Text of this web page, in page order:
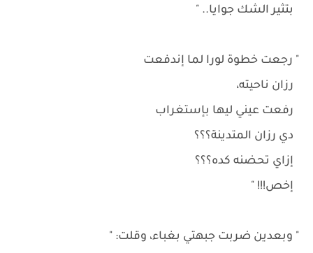
بتثير الشك جوايا.. "
" رجعت خطوة لورا لما إندفعت
رزان ناحيته،
رفعت عيني ليها بإستغراب
دي رزان المتدينة؟؟؟
إزاي تحضنه كده؟؟؟
إخص!!! "
" وبعدين ضربت جبهتي بغباء، وقلت: "